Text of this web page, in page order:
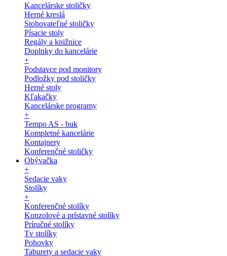
Kancelárske stoličky
Herné kreslá
Stohovateľné stoličky
Písacie stoly
Regály a knižnice
Doplnky do kancelárie
+
Podstavce pod monitory
Podložky pod stoličky
Herné stoly
Kľakačky
Kancelárske programy
+
Tempo AS - buk
Kompletné kancelárie
Kontajnery
Konferenčné stoličky
Obývačka
+
Sedacie vaky
Stolíky
+
Konferenčné stolíky
Konzolové a prístavné stolíky
Príručné stolíky
Tv stolíky
Pohovky
Taburety a sedacie vaky